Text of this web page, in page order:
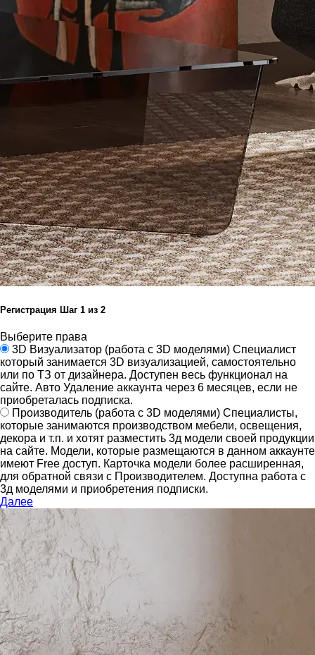
Регистрация Шаг 1 из 2
Выберите права
3D Визуализатор (работа с 3D моделями) Специалист
который занимается 3D визуализацией, самостоятельно
или по ТЗ от дизайнера. Доступен весь функционал на
сайте. Авто Удаление аккаунта через 6 месяцев, если не
приобреталась подписка.
Производитель (работа с 3D моделями) Специалисты,
которые занимаются производством мебели, освещения,
декора и т.п. и хотят разместить 3д модели своей продукции
на сайте. Модели, которые размещаются в данном аккаунте
имеют Free доступ. Карточка модели более расширенная,
для обратной связи с Производителем. Доступна работа с
3д моделями и приобретения подписки.
Далее